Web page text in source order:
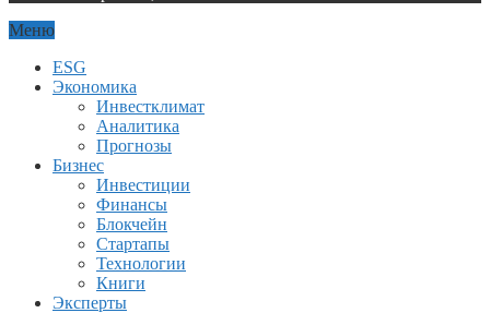
Меню
ESG
Экономика
Инвестклимат
Аналитика
Прогнозы
Бизнес
Инвестиции
Финансы
Блокчейн
Стартапы
Технологии
Книги
Эксперты